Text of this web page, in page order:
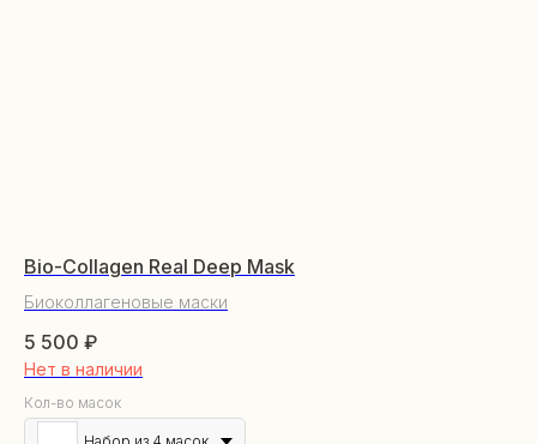
Bio-Collagen Real Deep Mask
Биоколлагеновые маски
5 500 ₽
Нет в наличии
Кол-во масок
КАТАЛОГ
Уходовая косметика